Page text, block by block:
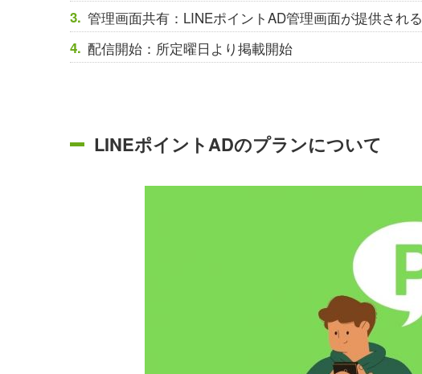
管理画面共有：LINEポイントAD管理画面が提供される
配信開始：所定曜日より掲載開始
LINEポイントADのプランについて